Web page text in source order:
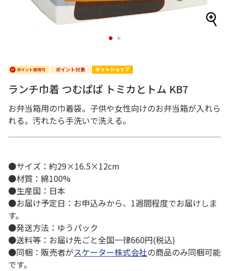
1 2
ランチ巾着 つむぱぱ トミカとトム KB7
お弁当箱用の巾着袋。子供や女性向けのお弁当箱が入れら
れる。汚れたら手洗いで洗える。
●サイズ：約29×16.5×12cm
●材質：綿100%
●生産国：日本
●お届け予定日：お申込みから、1週間程度でお届けしま
す。
●発送方法：ゆうパック
●送料等：お届け先ごと全国一律660円(税込)
●同梱：販売者がスケーター株式会社の商品のみ同梱可能
です。